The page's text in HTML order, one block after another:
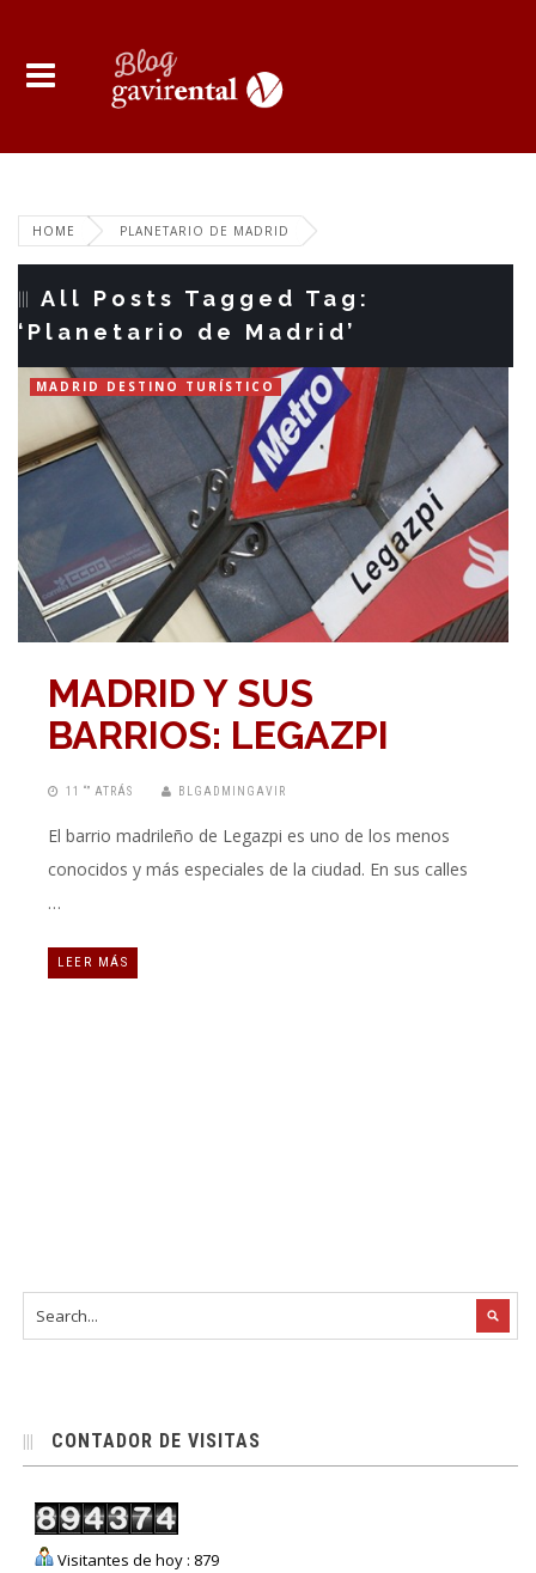
HOME PLANETARIO DE MADRID
All Posts Tagged Tag:
‘Planetario de Madrid’
MADRID DESTINO TURÍSTICO
MADRID Y SUS
BARRIOS: LEGAZPI
11 “” ATRÁS BLGADMINGAVIR
El barrio madrileño de Legazpi es uno de los menos
conocidos y más especiales de la ciudad. En sus calles
…
LEER MÁS
CONTADOR DE VISITAS
Visitantes de hoy : 879